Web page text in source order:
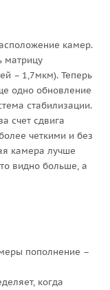
камер.
матрицу
– 1,7мкм). Теперь
одно обновление
стабилизации.
счет сдвига
четкими и без
камера лучше
видно больше, а
пополнение –
когда